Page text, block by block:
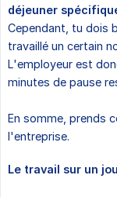
déjeuner
Cependant, tu dois
travaillé un certain
L'employeur est
minutes de pause
En somme, prends
l'entreprise.
Le travail sur un